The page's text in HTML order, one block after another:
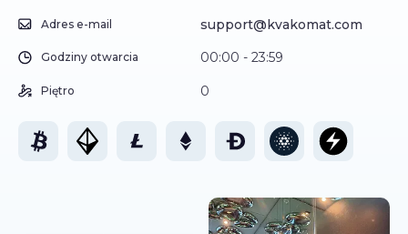
Adres e-mail support@kvakomat.com
Godziny otwarcia 00:00 - 23:59
Piętro 0